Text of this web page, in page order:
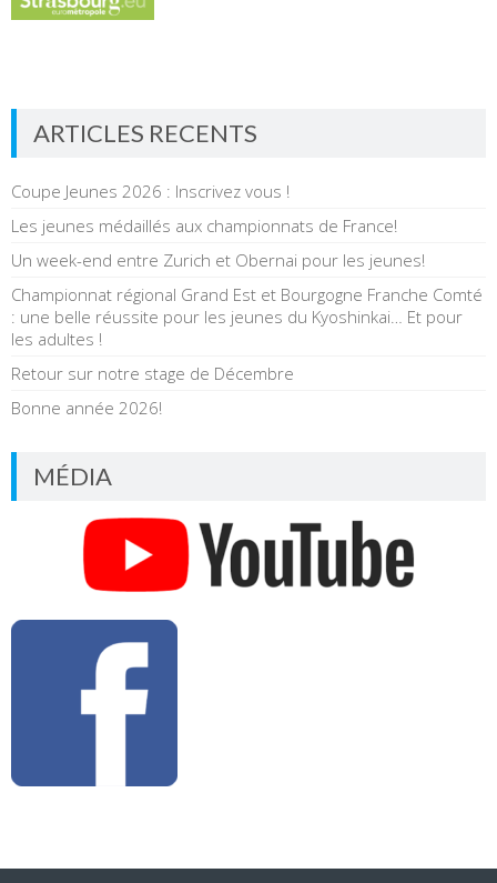
ARTICLES RECENTS
Coupe Jeunes 2026 : Inscrivez vous !
Les jeunes médaillés aux championnats de France!
Un week-end entre Zurich et Obernai pour les jeunes!
Championnat régional Grand Est et Bourgogne Franche Comté
: une belle réussite pour les jeunes du Kyoshinkai… Et pour
les adultes !
Retour sur notre stage de Décembre
Bonne année 2026!
MÉDIA